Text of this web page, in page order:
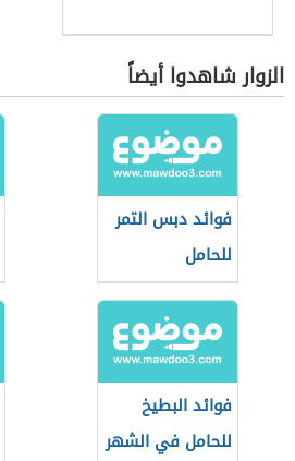
الزوار شاهدوا أيضاً
فوائد دبس التمر
للحامل
فوائد البطيخ
للحامل في الشهر